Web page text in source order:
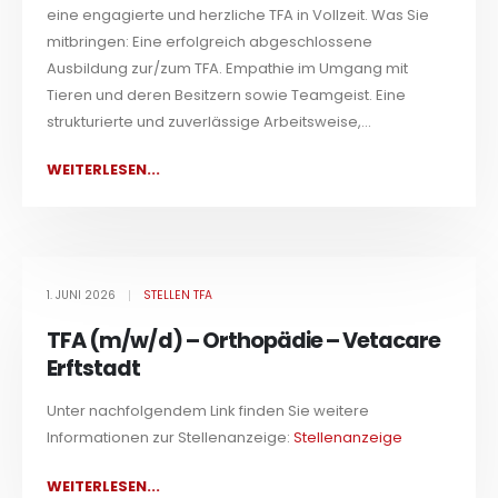
eine engagierte und herzliche TFA in Vollzeit. Was Sie
mitbringen: Eine erfolgreich abgeschlossene
Ausbildung zur/zum TFA. Empathie im Umgang mit
Tieren und deren Besitzern sowie Teamgeist. Eine
strukturierte und zuverlässige Arbeitsweise,...
WEITERLESEN...
1. JUNI 2026 STELLEN TFA
TFA (m/w/d) – Orthopädie – Vetacare
Erftstadt
Unter nachfolgendem Link finden Sie weitere
Informationen zur Stellenanzeige:Stellenanzeige
WEITERLESEN...